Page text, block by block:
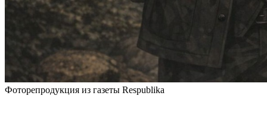
Фоторепродукция из газеты Respublika